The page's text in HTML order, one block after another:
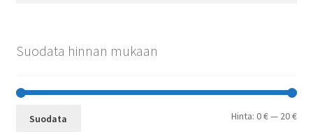
Suodata hinnan mukaan
Suodata Hinta:0 €— 20 €